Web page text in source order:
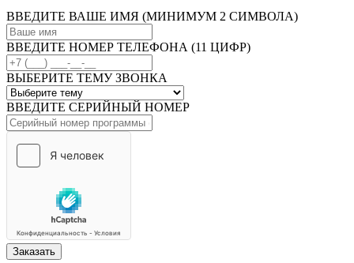
ВВЕДИТЕ ВАШЕ ИМЯ (МИНИМУМ 2 СИМВОЛА)
ВВЕДИТЕ НОМЕР ТЕЛЕФОНА (11 ЦИФР)
ВЫБЕРИТЕ ТЕМУ ЗВОНКА
ВВЕДИТЕ СЕРИЙНЫЙ НОМЕР
Заказать